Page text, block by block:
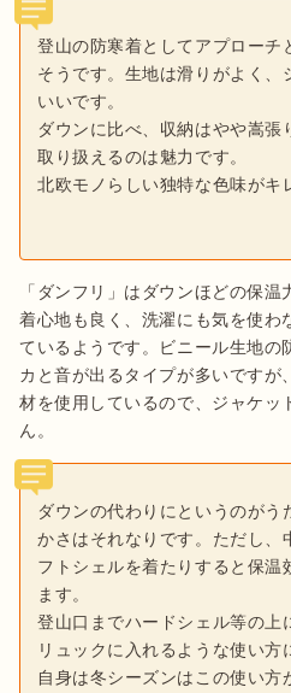
登山の防寒着としてアプローチ
そうです。生地は滑りがよく、
いいです。
ダウンに比べ、収納はやや嵩張
取り扱えるのは魅力です。
北欧モノらしい独特な色味がキ
「ダンフリ」はダウンほどの保温
着心地も良く、洗濯にも気を使わ
ているようです。ビニール生地の
カと音が出るタイプが多いですが
材を使用しているので、ジャケッ
ん。
ダウンの代わりにというのがう
かさはそれなりです。ただし、
フトシェルを着たりすると保温
ます。
登山口までハードシェル等の上
リュックに入れるような使い方
自身は冬シーズンはこの使い方